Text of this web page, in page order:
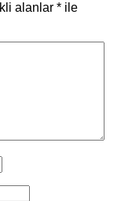
alanlar * ile